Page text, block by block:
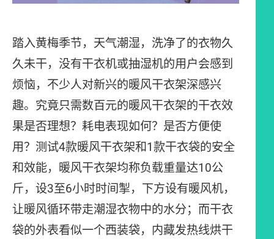
踏入黄梅季节，天气潮湿，洗净了的衣物久
久未干，没有干衣机或抽湿机的用户会感到
烦恼，不少人对新兴的暖风干衣架深感兴
趣。究竟只需数百元的暖风干衣架的干衣效
果是否理想？耗电表现如何？是否方便使
用？测试4款暖风干衣架和1款干衣袋的安全
和效能，暖风干衣架均称负载重量达10公
斤，设3至6小时时间掣，下方设有暖风机，
让暖风循环带走潮湿衣物中的水分；而干衣
袋的外表看似一个西装袋，内藏发热线烘干